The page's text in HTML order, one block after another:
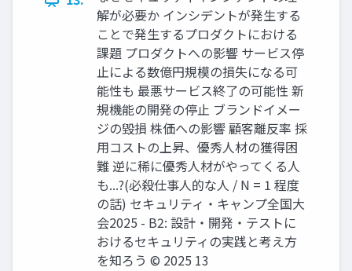
解が必要か インシデントが発生する
ことで発生するプロダクトにおける
課題 プロダクトへの影響 サービス停
止による数億円規模の損失になる可
能性も 最悪サービス終了の可能性 新
規機能の開発の停止 ブランドイメー
ジの毀損 株価への影響 顧客離反率 採
用コストの上昇、優秀人材の獲得困
難 逆に稀に優秀人材がやってくる人
も...?(必殺仕事人的な人 / N = 1 程度
の話) セキュリティ・キャンプ全国大
会2025 - B2: 設計・開発・テストに
おけるセキュリティの実践と考え方
を知ろう © 2025 13